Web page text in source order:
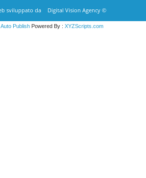
sviluppato da
Digital Vision Agency ©
PublishPowered By : XYZScripts.com